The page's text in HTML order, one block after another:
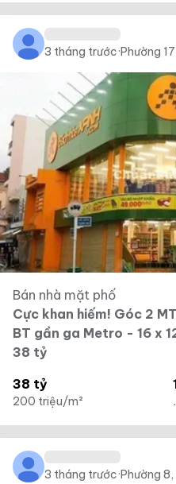
3 tháng trước·Phường
Bán nhà mặt phố
Cực khan hiếm! Góc 2
BT gần ga Metro - 16 x
38 tỷ
38 tỷ
200 triệu/m²
3 tháng trước·Phường 8,